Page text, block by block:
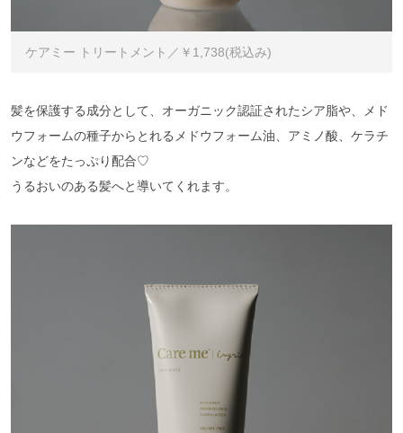
ケアミー トリートメント／￥1,738(税込み)
髪を保護する成分として、オーガニック認証されたシア脂や、メド
ウフォームの種子からとれるメドウフォーム油、アミノ酸、ケラチ
ンなどをたっぷり配合♡
うるおいのある髪へと導いてくれます。